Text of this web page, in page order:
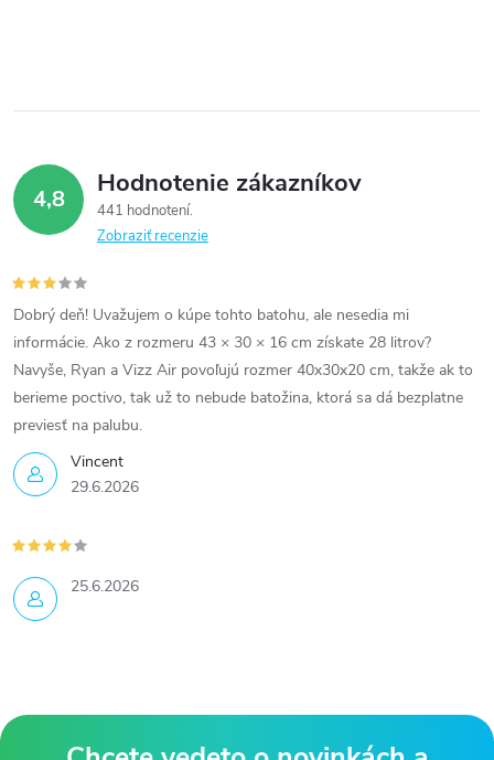
4,8 Hodnotenie zákazníkov
441 hodnotení
Zobraziť recenzie
Vincent
29.6.2026
Dobrý deň! Uvažujem o kúpe tohto batohu, ale nesedia mi
informácie. Ako z rozmeru 43 × 30 × 16 cm získate 28 litrov?
Navyše, Ryan a Vizz Air povoľujú rozmer 40x30x20 cm, takže ak to
berieme poctivo, tak už to nebude batožina, ktorá sa dá bezplatne
previesť na palubu.
25.6.2026